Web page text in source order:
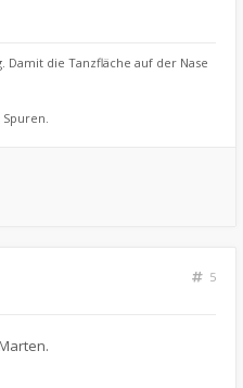
die Tanzfläche auf der Nase
5